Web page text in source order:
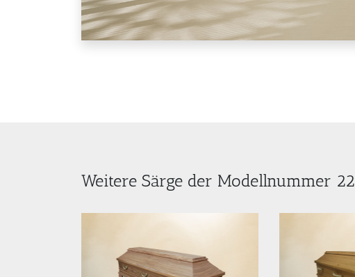
Weitere Särge der Modellnummer 22